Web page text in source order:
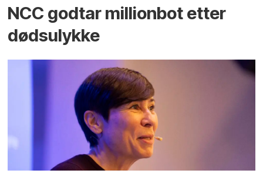
NCC godtar millionbot etter
dødsulykke